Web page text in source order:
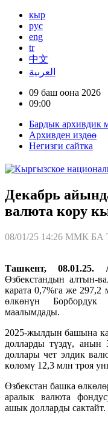
кыр
рус
eng
tr
中文
العربية
09 баш оона 2026
09:00
Бардык архивдик
Архивден издөө
Негизги сайтка
Декабрь
валюта кору
08/01/25 14:26 ММК БА
Ташкент, 08.01.25.
Өзбекстандын алтын-
карата 0,7%га же 297,2
өлкөнүн
маалымдады.
2025-жылдын башына
долларды түздү,
доллары чет элдик
көлөмү 12,3 млн троя
Өзбекстан башка
аралык валюта
ашык долларды сактайт.